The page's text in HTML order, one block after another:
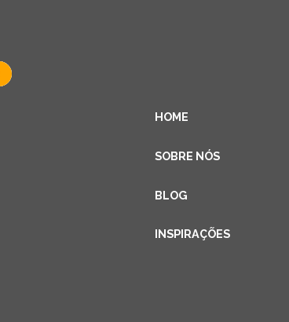
HOME
SOBRE NÓS
BLOG
INSPIRAÇÕES